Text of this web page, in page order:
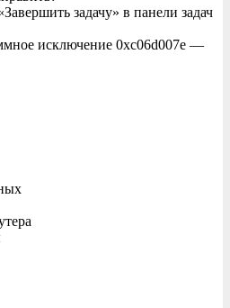
задачу» в панели задач
исключение 0xc06d007e —